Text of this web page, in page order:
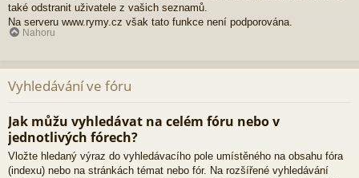
také odstranit uživatele z vašich seznamů.
Na serveru www.rymy.cz však tato funkce není podporována.
Nahoru
Vyhledávání ve fóru
Jak můžu vyhledávat na celém fóru nebo v
jednotlivých fórech?
Vložte hledaný výraz do vyhledávacího pole umístěného na obsahu fóra
(indexu) nebo na stránkách témat nebo fór. Na rozšířené vyhledávání